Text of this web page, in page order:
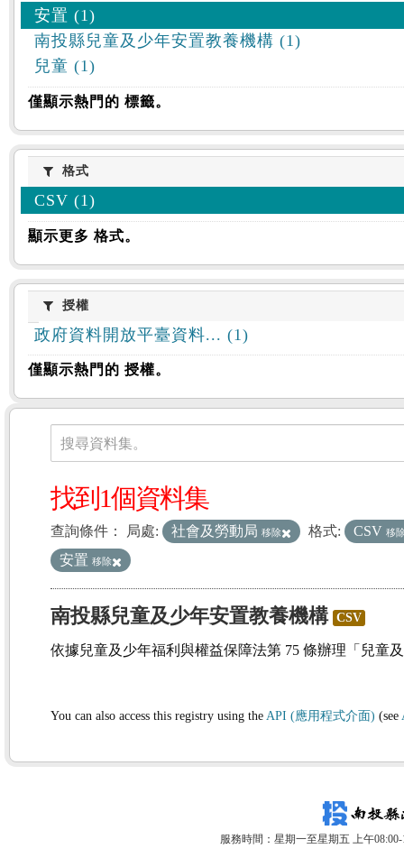
安置 (1)
南投縣兒童及少年安置教養機構 (1)
兒童 (1)
僅顯示熱門的 標籤。
格式格式
CSV (1)
顯示更多 格式。
授權授權
政府資料開放平臺資料... (1)
僅顯示熱門的 授權。
資料集
搜尋資料集。
找到1個資料集
查詢條件： 局處: 社會及勞動局 移除 格式: CSV 移
安置 移除
南投縣兒童及少年安置教養機構 CSV
依據兒童及少年福利與權益保障法第 75 條辦理「兒童
You can also access this registry using the API (應用程式介面) (see
服務時間：星期一至星期五 上午